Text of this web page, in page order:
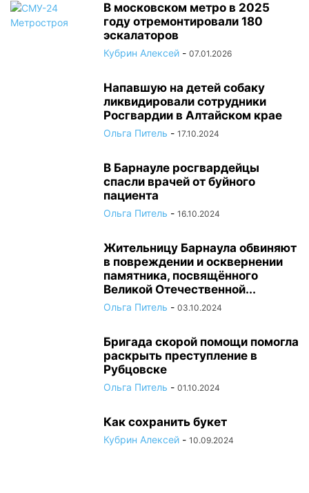
В московском метро в 2025
году отремонтировали 180
эскалаторов
Кубрин Алексей - 07.01.2026
Напавшую на детей собаку
ликвидировали сотрудники
Росгвардии в Алтайском крае
Ольга Питель - 17.10.2024
В Барнауле росгвардейцы
спасли врачей от буйного
пациента
Ольга Питель - 16.10.2024
Жительницу Барнаула обвиняют
в повреждении и осквернении
памятника, посвящённого
Великой Отечественной...
Ольга Питель - 03.10.2024
Бригада скорой помощи помогла
раскрыть преступление в
Рубцовске
Ольга Питель - 01.10.2024
Как сохранить букет
Кубрин Алексей - 10.09.2024